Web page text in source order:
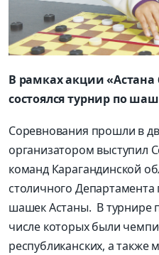
В рамках акции «Астана
состоялся турнир по
Соревнования прошли в
организатором выступил
команд Карагандинской
столичного
шашек Астаны. В турнире
числе которых были
республиканских, а также